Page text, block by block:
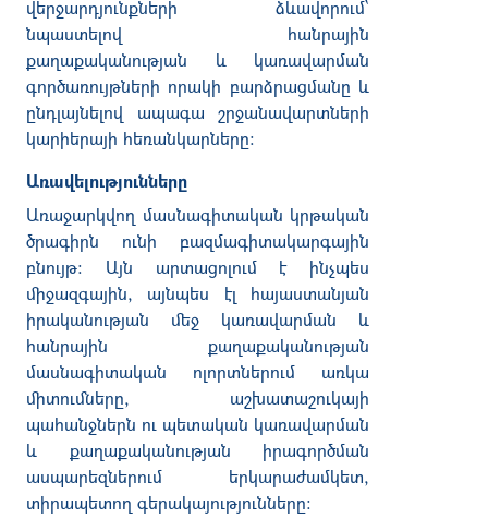
վերջարդյունքների ձևավորում՝
նպաստելով հանրային
քաղաքականության և կառավարման
գործառույթների որակի բարձրացմանը և
ընդլայնելով ապագա շրջանավարտների
կարիերայի հեռանկարները։
Առավելությունները
Առաջարկվող մասնագիտական կրթական
ծրագիրն ունի բազմագիտակարգային
բնույթ: Այն արտացոլում է ինչպես
միջազգային, այնպես էլ հայաստանյան
իրականության մեջ կառավարման և
հանրային քաղաքականության
մասնագիտական ոլորտներում առկա
միտումները, աշխատաշուկայի
պահանջներն ու պետական կառավարման
և քաղաքականության իրագործման
ասպարեզներում երկարաժամկետ,
տիրապետող գերակայությունները։